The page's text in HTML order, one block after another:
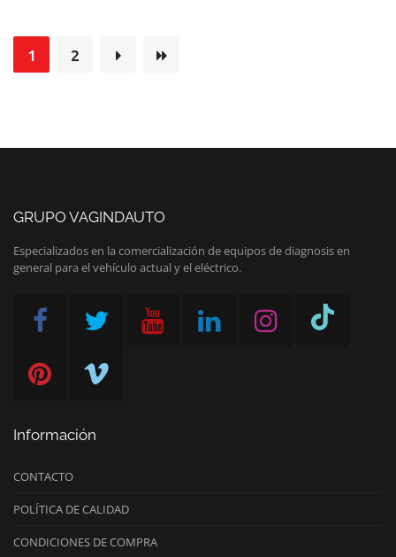
1 2
GRUPO VAGINDAUTO
Especializados en la comercialización de equipos de diagnosis en
general para el vehículo actual y el eléctrico.
Información
CONTACTO
POLÍTICA DE CALIDAD
CONDICIONES DE COMPRA